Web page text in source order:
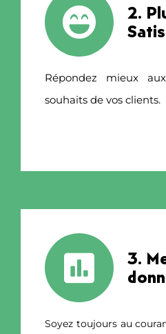
2.
Répondez mieux
souhaits de vos clients.
3.
Soyez toujours au